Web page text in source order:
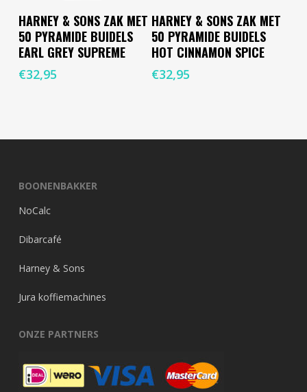
Toevoegen Aan
Winkelwagen
HARNEY & SONS ZAK MET
50 PYRAMIDE BUIDELS
EARL GREY SUPREME
€32,95
Toevoegen Aan
Winkelwagen
HARNEY & SONS ZAK MET
50 PYRAMIDE BUIDELS
HOT CINNAMON SPICE
€32,95
BOONENBAKKER
NoCalc
Dibarcafé
Harney & Sons
Jura koffiemachines
ONZE PARTNERS